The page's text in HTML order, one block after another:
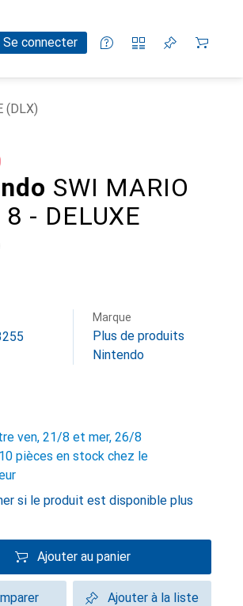
client
Se connecter
comparaison
(DLX)
SWI MARIO
8 - DELUXE
Marque
Plus de produits
Nintendo
ven, 21/8 et mer, 26/8
pièces en stock chez le
si le produit est disponible plus
Ajouter au panier
Ajouter à la liste